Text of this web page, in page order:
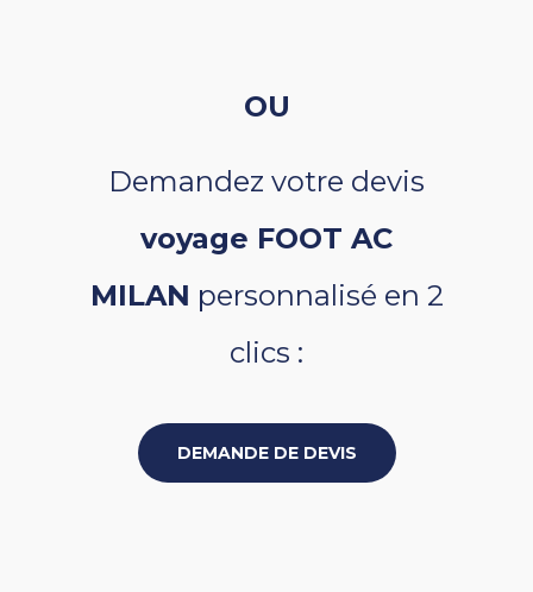
OU
Demandez votre devis
voyage FOOT AC
MILAN personnalisé en 2
clics :
DEMANDE DE DEVIS